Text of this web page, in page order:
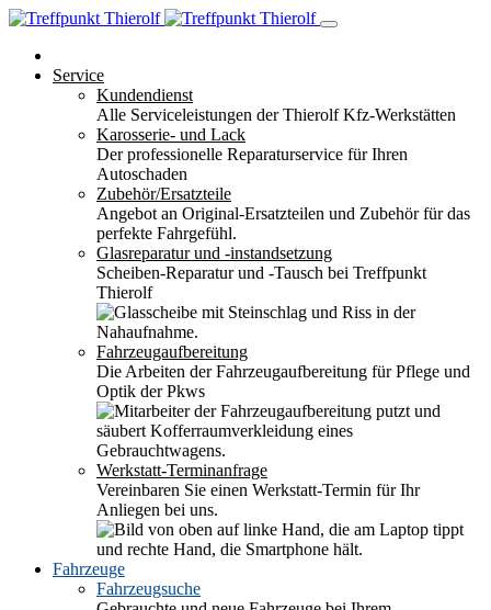
Service
Kundendienst
Alle Serviceleistungen der Thierolf Kfz-Werkstätten
Karosserie- und Lack
Der professionelle Reparaturservice für Ihren
Autoschaden
Zubehör/Ersatzteile
Angebot an Original-Ersatzteilen und Zubehör für das
perfekte Fahrgefühl.
Glasreparatur und -instandsetzung
Scheiben-Reparatur und -Tausch bei Treffpunkt
Thierolf
Fahrzeugaufbereitung
Die Arbeiten der Fahrzeugaufbereitung für Pflege und
Optik der Pkws
Werkstatt-Terminanfrage
Vereinbaren Sie einen Werkstatt-Termin für Ihr
Anliegen bei uns.
Fahrzeuge
Fahrzeugsuche